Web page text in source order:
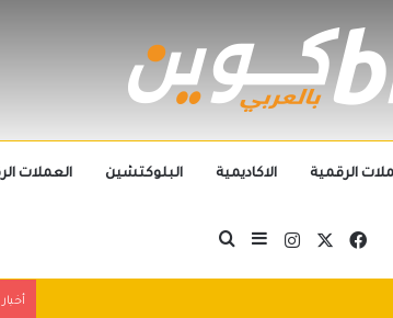
الرقمية الاكاديمية البلوكتشين العملات
فيسبوكانستقرامإضافة عمود جانبي
بحث عن